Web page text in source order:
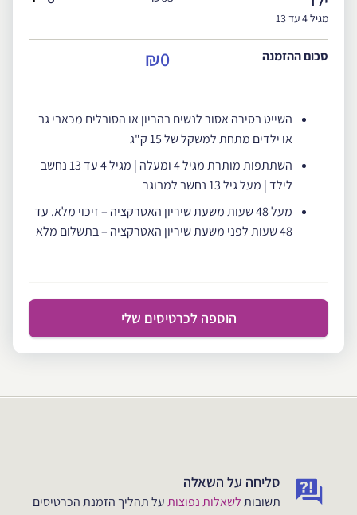
מגיל 4 עד 13
סכום ההזמנה ₪0
השייט בסירה אסור לנשים בהריון או הסובלים מכאבי גב
או ילדים מתחת למשקל של 15 ק"ג
השתתפות מותרת מגיל 4 ומעלה | מגיל 4 עד 13 נחשב
לילד | מעל גיל 13 נחשב למבוגר
מעל 48 שעות משעת שיריון האטרקציה – זיכוי מלא. עד
48 שעות לפני משעת שיריון האטרקציה – בתשלום מלא
הוספה לכרטיסים שלי
סליחה על השאלה
תשובותלשאלות נפוצותעל תהליך הזמנת הכרטיסים